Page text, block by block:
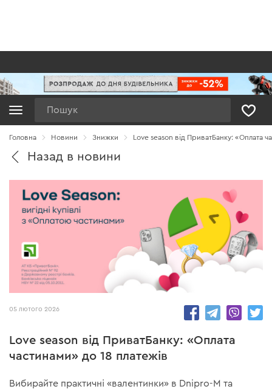
Головна Новини Знижки Love season від ПриватБанку: «Оплата
Назад в новини
05 лютого 2026
Love season від ПриватБанку: «Оплата
частинами» до 18 платежів
Вибирайте практичні «валентинки» в Dnipro-M та